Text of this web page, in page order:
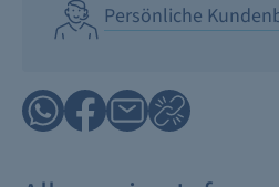
Persönliche